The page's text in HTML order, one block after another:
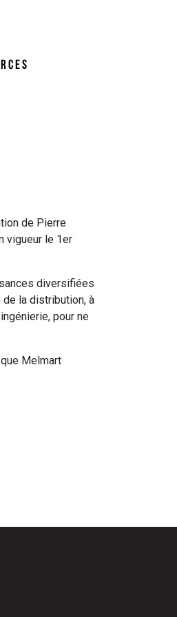
de Pierre
vigueur le 1er
diversifiées
de la distribution, à
pour ne
Melmart